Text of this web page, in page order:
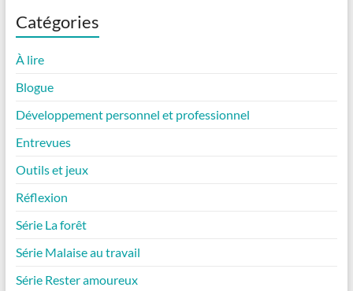
Catégories
À lire
Blogue
Développement personnel et professionnel
Entrevues
Outils et jeux
Réflexion
Série La forêt
Série Malaise au travail
Série Rester amoureux